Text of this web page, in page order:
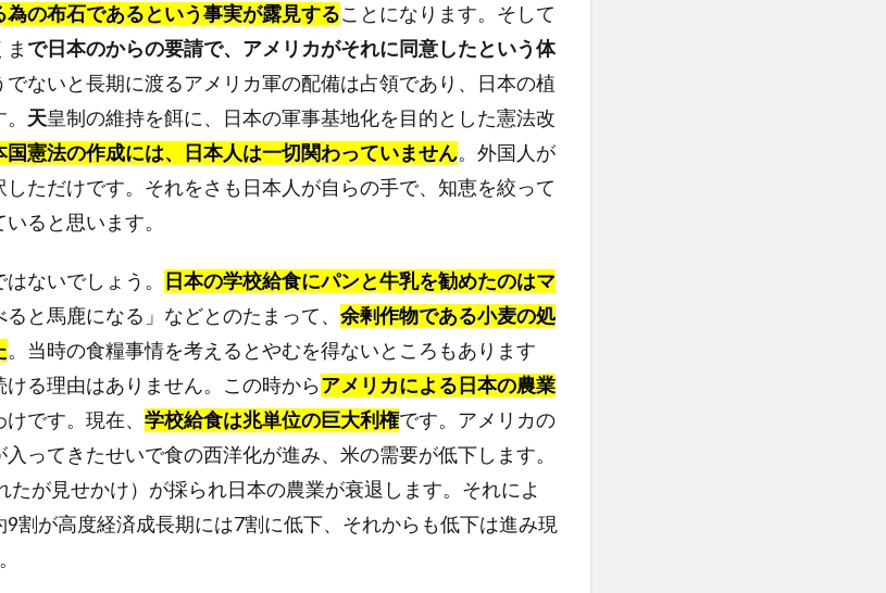
の布石であるという事実が露見することになります。そして
で日本のからの要請で、アメリカがそれに同意したという体
ないと長期に渡るアメリカ軍の配備は占領であり、日本の植
天皇制の維持を餌に、日本の軍事基地化を目的とした憲法改
国憲法の作成には、日本人は一切関わっていません。外国人が
ただけです。それをさも日本人が自らの手で、知恵を絞って
ると思います。
ないでしょう。
日本の学校給食にパンと牛乳を勧めたのはマ
と馬鹿になる」などとのたまって、 余剰作物である小麦の処
。当時の食糧事情を考えるとやむを得ないところもあります
る理由はありません。この時からアメリカによる日本の農業
です。現在、 学校給食は兆単位の巨大利権です。アメリカの
ってきたせいで食の西洋化が進み、米の需要が低下します。
たが見せかけ）が採られ日本の農業が衰退します。それによ
9割が高度経済成長期には7割に低下、それからも低下は進み現